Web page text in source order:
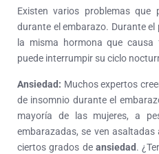
Existen varios problemas que
durante el embarazo. Durante
la misma hormona que
puede interrumpir su ciclo
Ansiedad: Muchos expertos
de insomnio durante el
mayoría de las mujeres, a
embarazadas, se ven
ciertos grados de ansiedad.